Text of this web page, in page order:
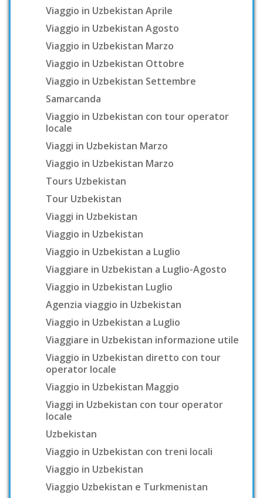
Viaggio in Uzbekistan Aprile
Viaggio in Uzbekistan Agosto
Viaggio in Uzbekistan Marzo
Viaggio in Uzbekistan Ottobre
Viaggio in Uzbekistan Settembre
Samarcanda
Viaggio in Uzbekistan con tour operator
locale
Viaggi in Uzbekistan Marzo
Viaggio in Uzbekistan Marzo
Tours Uzbekistan
Tour Uzbekistan
Viaggi in Uzbekistan
Viaggio in Uzbekistan
Viaggio in Uzbekistan a Luglio
Viaggiare in Uzbekistan a Luglio-Agosto
Viaggio in Uzbekistan Luglio
Agenzia viaggio in Uzbekistan
Viaggio in Uzbekistan a Luglio
Viaggiare in Uzbekistan informazione utile
Viaggio in Uzbekistan diretto con tour
operator locale
Viaggio in Uzbekistan Maggio
Viaggi in Uzbekistan con tour operator
locale
Uzbekistan
Viaggio in Uzbekistan con treni locali
Viaggio in Uzbekistan
Viaggio Uzbekistan e Turkmenistan